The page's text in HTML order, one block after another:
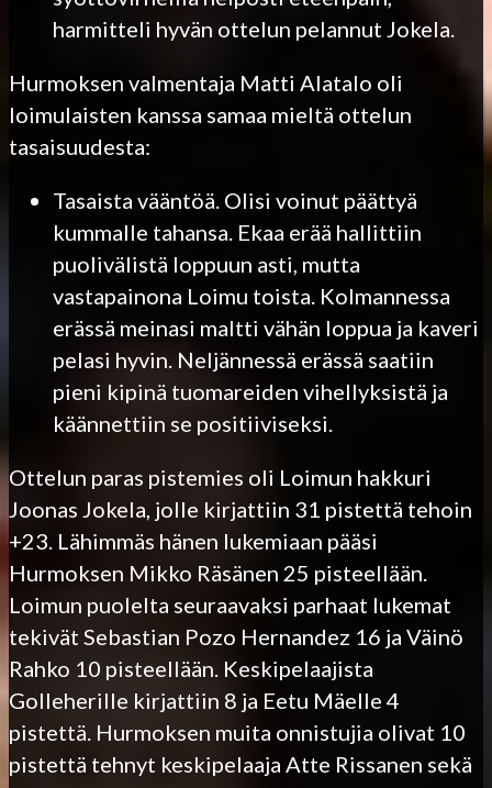
harmitteli hyvän ottelun pelannut Jokela.
Hurmoksen valmentaja Matti Alatalo oli
loimulaisten kanssa samaa mieltä ottelun
tasaisuudesta:
Tasaista vääntöä. Olisi voinut päättyä
kummalle tahansa. Ekaa erää hallittiin
puolivälistä loppuun asti, mutta
vastapainona Loimu toista. Kolmannessa
erässä meinasi maltti vähän loppua ja kaveri
pelasi hyvin. Neljännessä erässä saatiin
pieni kipinä tuomareiden vihellyksistä ja
käännettiin se positiiviseksi.
Ottelun paras pistemies oli Loimun hakkuri
Joonas Jokela, jolle kirjattiin 31 pistettä tehoin
+23. Lähimmäs hänen lukemiaan pääsi
Hurmoksen Mikko Räsänen 25 pisteellään.
Loimun puolelta seuraavaksi parhaat lukemat
tekivät Sebastian Pozo Hernandez 16 ja Väinö
Rahko 10 pisteellään. Keskipelaajista
Golleherille kirjattiin 8 ja Eetu Mäelle 4
pistettä. Hurmoksen muita onnistujia olivat 10
pistettä tehnyt keskipelaaja Atte Rissanen sekä